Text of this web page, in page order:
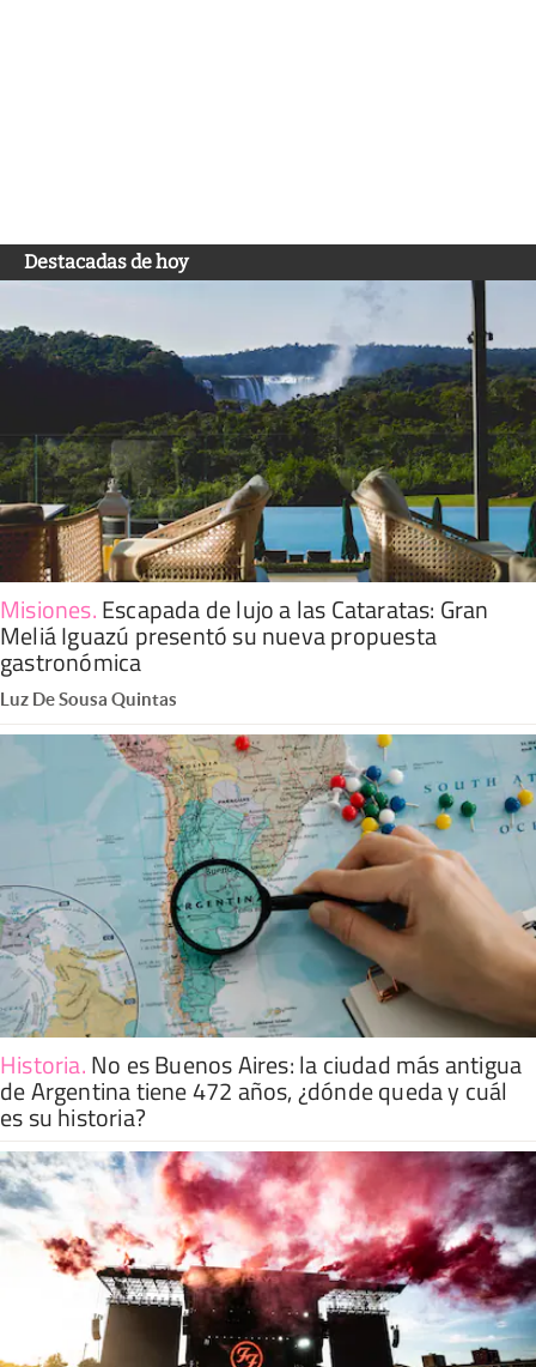
Destacadas de hoy
Misiones.Escapada de lujo a las Cataratas: Gran
Meliá Iguazú presentó su nueva propuesta
gastronómica
Luz De Sousa Quintas
Historia.No es Buenos Aires: la ciudad más antigua
de Argentina tiene 472 años, ¿dónde queda y cuál
es su historia?